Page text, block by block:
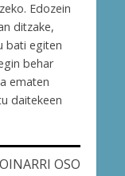
Edozein
ditzake,
bati egiten
behar
ematen
daitekeen
OSO